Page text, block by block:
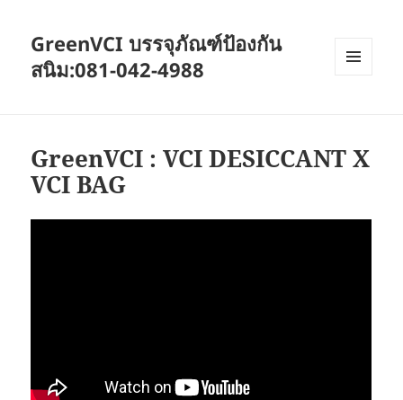
GreenVCI บรรจุภัณฑ์ป้องกัน
สนิม:081-042-4988
GreenVCI : VCI DESICCANT X
VCI BAG